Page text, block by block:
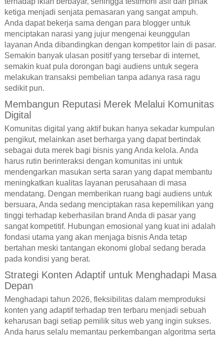
ketiga menjadi senjata pemasaran yang sangat ampuh.
Anda dapat bekerja sama dengan para blogger untuk
menciptakan narasi yang jujur mengenai keunggulan
layanan Anda dibandingkan dengan kompetitor lain di pasar.
Semakin banyak ulasan positif yang tersebar di internet,
semakin kuat pula dorongan bagi audiens untuk segera
melakukan transaksi pembelian tanpa adanya rasa ragu
sedikit pun.
Membangun Reputasi Merek Melalui Komunitas
Digital
Komunitas digital yang aktif bukan hanya sekadar kumpulan
pengikut, melainkan aset berharga yang dapat bertindak
sebagai duta merek bagi bisnis yang Anda kelola. Anda
harus rutin berinteraksi dengan komunitas ini untuk
mendengarkan masukan serta saran yang dapat membantu
meningkatkan kualitas layanan perusahaan di masa
mendatang. Dengan memberikan ruang bagi audiens untuk
bersuara, Anda sedang menciptakan rasa kepemilikan yang
tinggi terhadap keberhasilan brand Anda di pasar yang
sangat kompetitif. Hubungan emosional yang kuat ini adalah
fondasi utama yang akan menjaga bisnis Anda tetap
bertahan meski tantangan ekonomi global sedang berada
pada kondisi yang berat.
Strategi Konten Adaptif untuk Menghadapi Masa
Depan
Menghadapi tahun 2026, fleksibilitas dalam memproduksi
konten yang adaptif terhadap tren terbaru menjadi sebuah
keharusan bagi setiap pemilik situs web yang ingin sukses.
Anda harus selalu memantau perkembangan algoritma serta